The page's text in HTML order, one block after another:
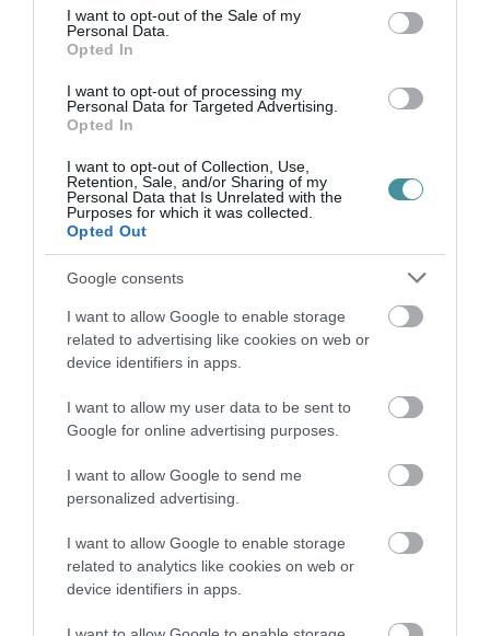
consent section.
I want to opt-out of the Sale of my
Personal Data.
Opted In
I want to opt-out of processing my
Personal Data for Targeted Advertising.
Opted In
I want to opt-out of Collection, Use,
Retention, Sale, and/or Sharing of my
Personal Data that Is Unrelated with the
Purposes for which it was collected.
Opted Out
Google consents
I want to allow Google to enable storage
related to advertising like cookies on web or
device identifiers in apps.
I want to allow my user data to be sent to
Google for online advertising purposes.
I want to allow Google to send me
personalized advertising.
I want to allow Google to enable storage
related to analytics like cookies on web or
device identifiers in apps.
"streetfood"-ételeket is kínálnak majd.
Ne maradjon le a legfrissebb hírekről, kövessen
bennünket az EGRI ÜGYEK Google Hírek oldalán!
VISSZA A FŐOLDALRA
35 PERCES TANÓRÁK ÉS KEVESEBB HÁZI
FELADAT JÖHET AZ ALSÓ ...
2026. augusztus 08